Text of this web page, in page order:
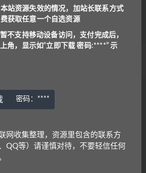
4.8K站资源失效的情况，加站长联系方式
获取任意一个自选资源
不支持移动设备访问，支付完成后，
角，显示如“立即下载 密码:****” 示
密码： ****
网收集整理，资源里包含的联系方
QQ等）请谨慎对待，不要轻信任何